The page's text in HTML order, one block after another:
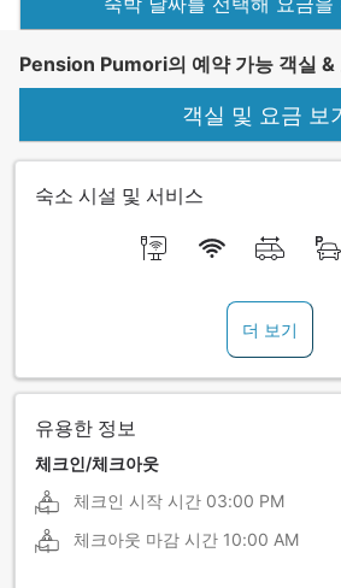
Pension Pumori의 예약 가능 객실 &
객실 및 요금 보
숙소 시설 및 서비스
더 보기
유용한 정보
체크인/체크아웃
체크인 시작 시간 03:00 PM
체크아웃 마감 시간 10:00 AM